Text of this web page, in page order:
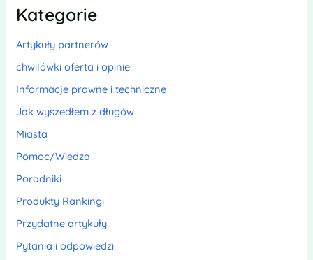
Kategorie
Artykuły partnerów
chwilówki oferta i opinie
Informacje prawne i techniczne
Jak wyszedłem z długów
Miasta
Pomoc/Wiedza
Poradniki
Produkty Rankingi
Przydatne artykuły
Pytania i odpowiedzi